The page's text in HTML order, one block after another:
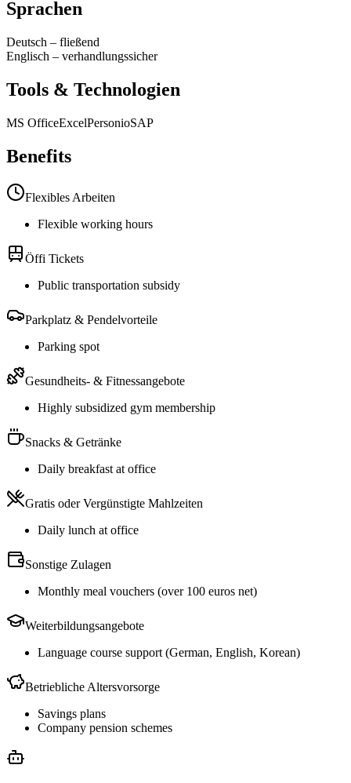
Sprachen
Deutsch – fließend
Englisch – verhandlungssicher
Tools & Technologien
MS OfficeExcelPersonioSAP
Benefits
Flexibles Arbeiten
Flexible working hours
Öffi Tickets
Public transportation subsidy
Parkplatz & Pendelvorteile
Parking spot
Gesundheits- & Fitnessangebote
Highly subsidized gym membership
Snacks & Getränke
Daily breakfast at office
Gratis oder Vergünstigte Mahlzeiten
Daily lunch at office
Sonstige Zulagen
Monthly meal vouchers (over 100 euros net)
Weiterbildungsangebote
Language course support (German, English, Korean)
Betriebliche Altersvorsorge
Savings plans
Company pension schemes